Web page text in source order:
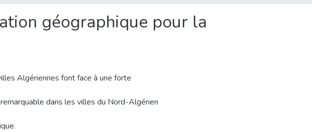
géographique pour la
Algériennes font face à une forte
dans les villes du Nord-Algérien